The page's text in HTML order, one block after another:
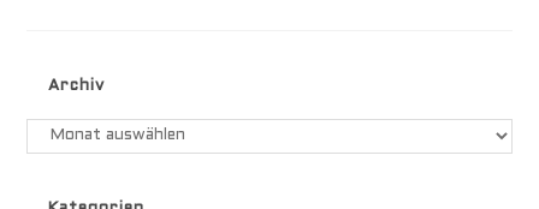
Archiv
Archiv